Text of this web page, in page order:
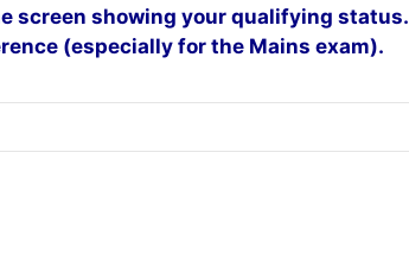
screen showing your qualifying status.
(especially for the Mains exam).